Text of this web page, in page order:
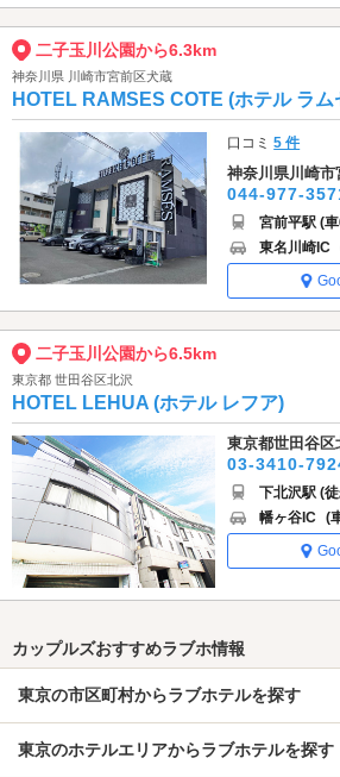
二子玉川公園から6.3km
神奈川県 川崎市宮前区犬蔵
HOTEL RAMSES COTE (ホテル ラム
口コミ5 件
神奈川県川崎市
044-977-
宮前平駅 (
東名川崎IC
二子玉川公園から6.5km
東京都 世田谷区北沢
HOTEL LEHUA (ホテル レフア)
東京都世田谷区
03-3410-
下北沢駅 (
幡ヶ谷IC (
カップルズおすすめラブホ情報
東京の市区町村からラブホテルを探す
東京のホテルエリアからラブホテルを探す